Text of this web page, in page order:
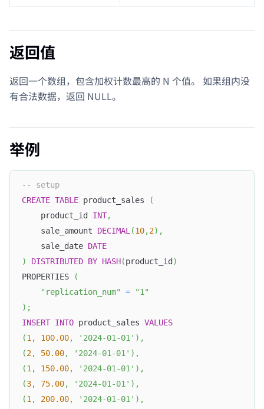
返回值
返回一个数组，包含加权计数最高的 N 个值。 如果组内没
有合法数据，返回 NULL。
举例
-- setup
CREATE TABLE product_sales
(
    product_id
INT,
    sale_amount
DECIMAL(10,2) ,
    sale_date
DATE
)
DISTRIBUTED BY HASH(product_id )
PROPERTIES
(
"replication_num"
=
"1"
) ;
INSERT INTO product_sales VALUES
(1, 100.00, '2024-01-01' ) ,
(2, 50.00, '2024-01-01' ) ,
(1, 150.00, '2024-01-01' ) ,
(3, 75.00, '2024-01-01' ) ,
(1, 200.00, '2024-01-01' ) ,